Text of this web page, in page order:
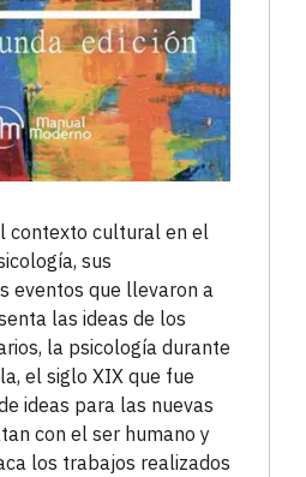
contexto cultural en el
sus
eventos que llevaron a
las ideas de los
la psicología durante
el siglo XIX que fue
ideas para las nuevas
con el ser humano y
los trabajos realizados